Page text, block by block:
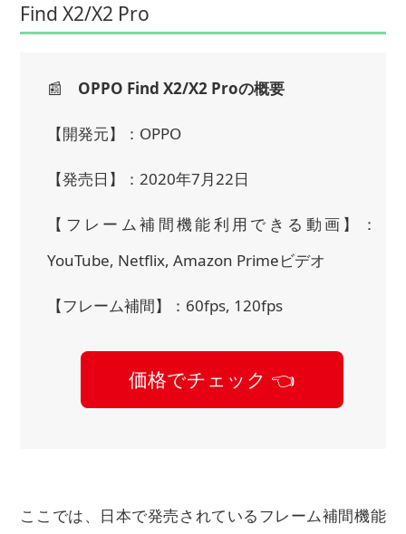
Find X2/X2 Pro
📰 OPPO Find X2/X2 Proの概要
【開発元】：OPPO
【発売日】：2020年7月22日
【フレーム補間機能利用できる動画】：
YouTube, Netflix, Amazon Primeビデオ
【フレーム補間】：60fps, 120fps
価格でチェック 👈
ここでは、日本で発売されているフレーム補間機能